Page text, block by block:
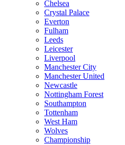
Chelsea
Crystal Palace
Everton
Fulham
Leeds
Leicester
Liverpool
Manchester City
Manchester United
Newcastle
Nottingham Forest
Southampton
Tottenham
West Ham
Wolves
Championship